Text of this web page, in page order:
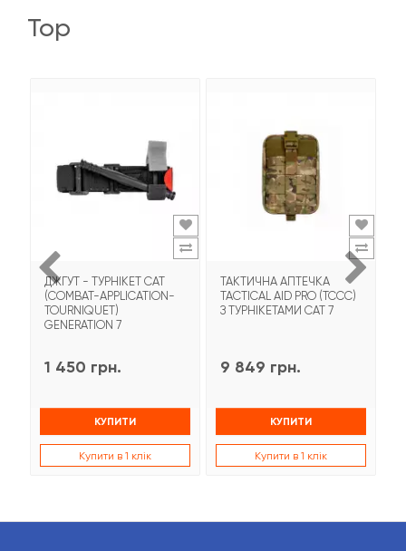
top
ДЖГУТ - ТУРНІКЕТ CAT
(COMBAT-APPLICATION-
TOURNIQUET)
GENERATION 7
1 450 грн.
КУПИТИ
Купити в 1 клік
ТАКТИЧНА АПТЕЧКА
TACTICAL AID PRO (TCCC)
З ТУРНІКЕТАМИ CAT 7
9 849 грн.
КУПИТИ
Купити в 1 клік